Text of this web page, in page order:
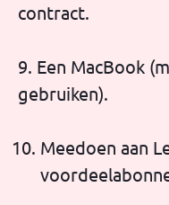
contract.
9. Een MacBook
gebruiken).
Meedoen aan